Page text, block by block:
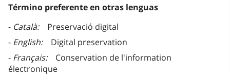
Término preferente en otras lenguas
Català
Preservació digital
English
Digital preservation
Français
Conservation de l'information
électronique